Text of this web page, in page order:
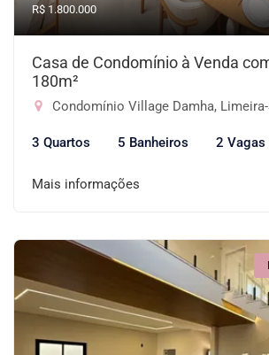
R$ 1.800.000
Casa de Condomínio à Venda
180m²
Condomínio Village Damha,
3 Quartos 5 Banheiros 2 Vagas
Mais informações